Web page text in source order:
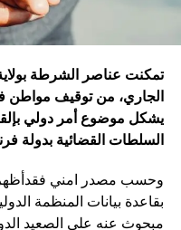
يشكل موضوع أمر دولي
السلطات القضائية بدولة
وحسب مصدر امني
بقاعدة بيانات المنظمة
مبحوث عنه على الصعيد